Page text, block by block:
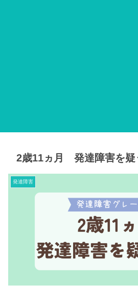
2歳11ヵ月 発達障害を疑
発達障害